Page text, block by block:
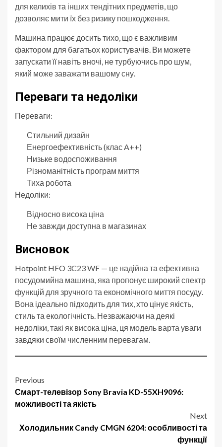
для келихів та інших тендітних предметів, що
дозволяє мити їх без ризику пошкодження.
Машина працює досить тихо, що є важливим
фактором для багатьох користувачів. Ви можете
запускати її навіть вночі, не турбуючись про шум,
який може заважати вашому сну.
Переваги та недоліки
Переваги:
Стильний дизайн
Енергоефективність (клас A++)
Низьке водоспоживання
Різноманітність програм миття
Тиха робота
Недоліки:
Відносно висока ціна
Не завжди доступна в магазинах
Висновок
Hotpoint HFO 3C23 WF — це надійна та ефективна
посудомийна машина, яка пропонує широкий спектр
функцій для зручного та економічного миття посуду.
Вона ідеально підходить для тих, хто цінує якість,
стиль та екологічність. Незважаючи на деякі
недоліки, такі як висока ціна, ця модель варта уваги
завдяки своїм численним перевагам.
Post
navigation
Previous
Смарт-телевізор Sony Bravia KD-55XH9096:
можливості та якість
Next
Холодильник Candy CMGN 6204: особливості та
функції